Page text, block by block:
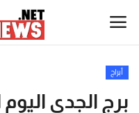
أخبار العالم
أبراج